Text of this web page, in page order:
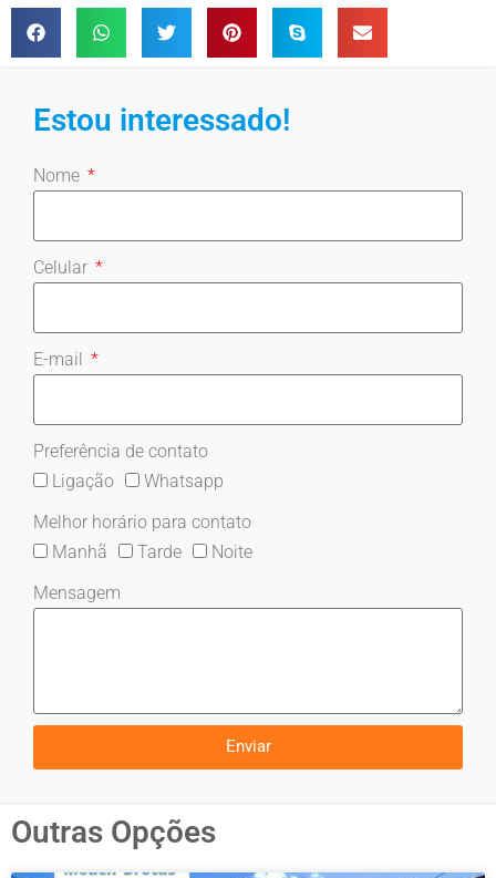
Estou interessado!
Nome
Celular
E-mail
Preferência de contato
Ligação
Whatsapp
Melhor horário para contato
Manhã
Tarde
Noite
Mensagem
Enviar
Outras Opções